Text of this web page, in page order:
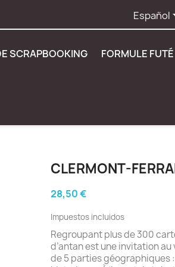
Español
SCRAPBOOKING FORMULE
CLERMONT-
28,50 €
Impuestos incluidos
Regroupant plus de 300
d’antan est une invitation
de 5 parties géographiques